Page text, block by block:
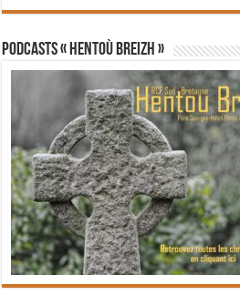
PODCASTS « Hentoù Breizh »